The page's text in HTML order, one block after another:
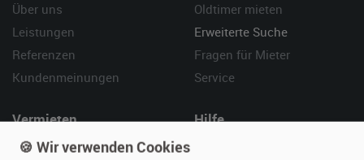
Über uns
Leistungen
Referenzen
Kundenmeinungen
Oldtimer mieten
Erweiterte Suche
Fragen für Mieter
Service
Vermieten
Oldtimer anmelden
Hilfe
🍪 Wir verwenden Cookies